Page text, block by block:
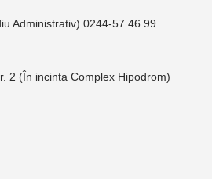
Administrativ) 0244-57.46.99
2 (În incinta Complex Hipodrom)